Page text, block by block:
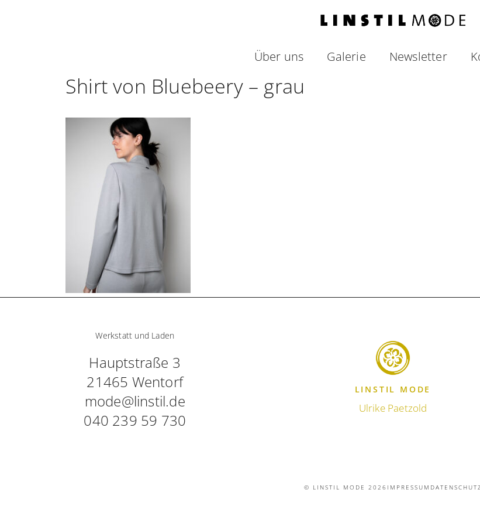
Über uns Galerie Newsletter
Shirt von Bluebeery – grau
Werkstatt und Laden
Hauptstraße 3
21465 Wentorf
mode@linstil.de
040 239 59 730
LINSTIL MODE
Ulrike Paetzold
© LINSTIL MODE 2026 IMPRESSUM